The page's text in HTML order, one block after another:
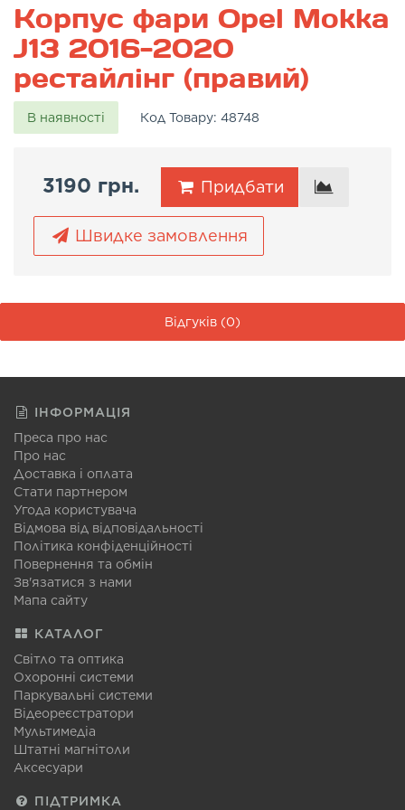
Корпус фари Opel Mokka
J13 2016-2020
рестайлінг (правий)
В наявності Код Товару: 48748
3190 грн. Придбати
Швидке замовлення
Відгуків (0)
ІНФОРМАЦІЯ
Преса про нас
Про нас
Доставка і оплата
Стати партнером
Угода користувача
Відмова від відповідальності
Політика конфіденційності
Повернення та обмін
Зв'язатися з нами
Мапа сайту
КАТАЛОГ
Світло та оптика
Охоронні системи
Паркувальні системи
Відеореєстратори
Мультимедіа
Штатні магнітоли
Аксесуари
ПІДТРИМКА